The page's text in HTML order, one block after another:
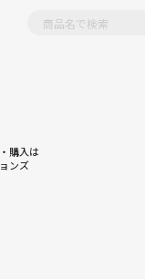
購入は
ンズ